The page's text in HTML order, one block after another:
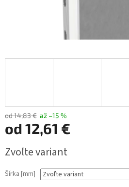
od 14,83 € až –15 %
od 12,61 €
cena:
Zvoľte variant
Šírka [mm]